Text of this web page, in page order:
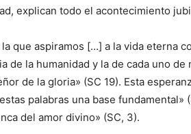
explican todo el acontecimiento
que aspiramos […] a la vida eterna
la humanidad y la de cada uno
de la gloria» (SC 19). Esta
palabras una base fundamental»
del amor divino» (SC, 3).